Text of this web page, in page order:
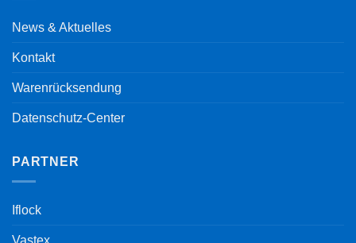
News & Aktuelles
Kontakt
Warenrücksendung
Datenschutz-Center
PARTNER
Iflock
Vastex